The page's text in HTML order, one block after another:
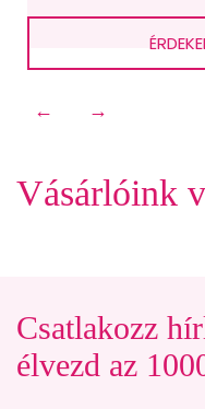
← →
Vásárlóink
Csatlakozz
élvezd az